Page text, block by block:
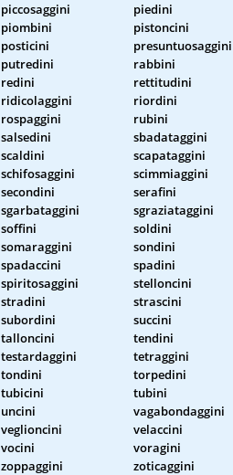
piccosaggini
piedini
piombini
pistoncini
posticini
presuntuosaggini
putredini
rabbini
redini
rettitudini
ridicolaggini
riordini
rospaggini
rubini
salsedini
sbadataggini
scaldini
scapataggini
schifosaggini
scimmiaggini
secondini
serafini
sgarbataggini
sgraziataggini
soffini
soldini
somaraggini
sondini
spadaccini
spadini
spiritosaggini
stelloncini
stradini
strascini
subordini
succini
talloncini
tendini
testardaggini
tetraggini
tondini
torpedini
tubicini
tubini
uncini
vagabondaggini
veglioncini
velaccini
vocini
voragini
zoppaggini
zoticaggini